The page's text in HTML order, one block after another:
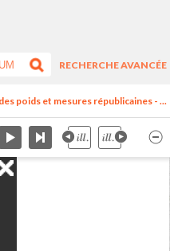
RECHERCHE AVANCÉE
poids et mesures républicaines - ...